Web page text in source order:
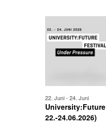
22.-24.06.2026)
22. Juni- 24. Juni